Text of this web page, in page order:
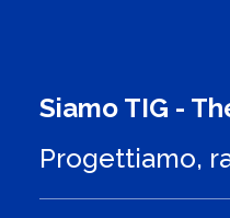
Siamo TIG -
Progettiamo,